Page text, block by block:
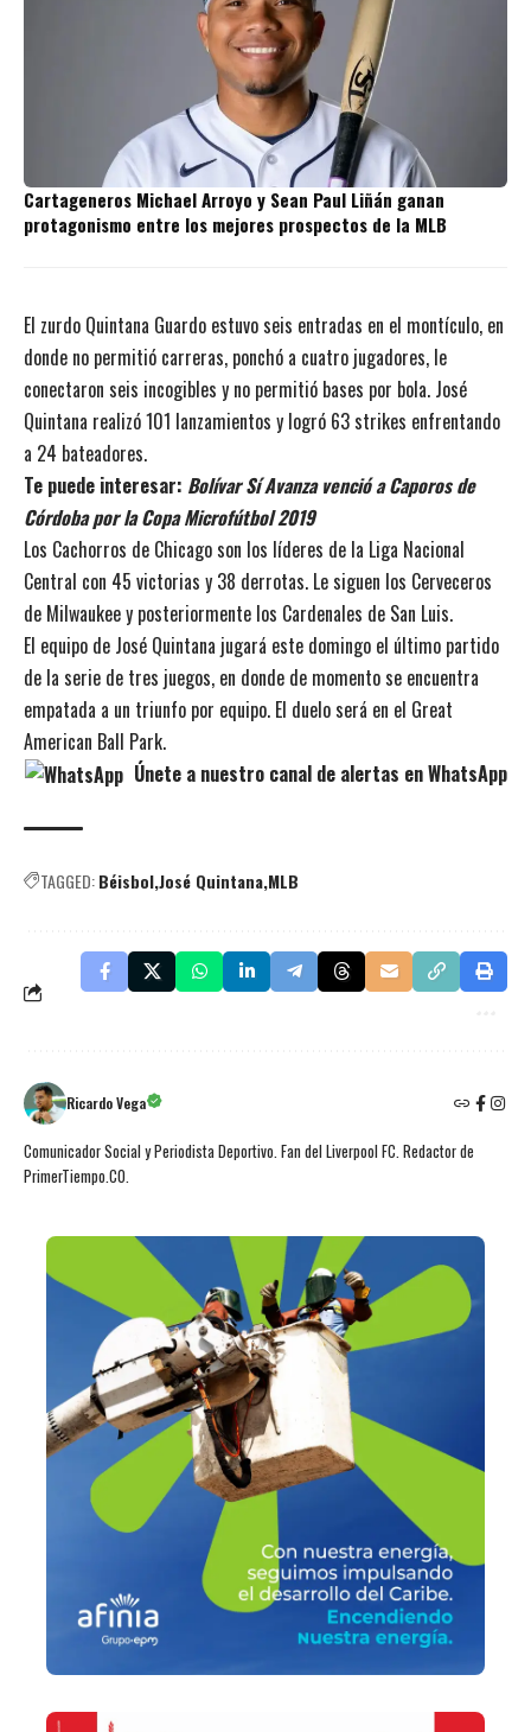
Cartageneros Michael Arroyo y Sean Paul Liñán ganan
protagonismo entre los mejores prospectos de la MLB
El zurdo Quintana Guardo estuvo seis entradas en el montículo, en
donde no permitió carreras, ponchó a cuatro jugadores, le
conectaron seis incogibles y no permitió bases por bola. José
Quintana realizó 101 lanzamientos y logró 63 strikes enfrentando
a 24 bateadores.
Te puede interesar: Bolívar Sí Avanza venció a Caporos de
Córdoba por la Copa Microfútbol 2019
Los Cachorros de Chicago son los líderes de la Liga Nacional
Central con 45 victorias y 38 derrotas. Le siguen los Cerveceros
de Milwaukee y posteriormente los Cardenales de San Luis.
El equipo de José Quintana jugará este domingo el último partido
de la serie de tres juegos, en donde de momento se encuentra
empatada a un triunfo por equipo. El duelo será en el Great
American Ball Park.
Únete a nuestro canal de alertas en WhatsApp
TAGGED:BéisbolJosé Quintana MLB
Ricardo Vega
Comunicador Social y Periodista Deportivo. Fan del Liverpool FC. Redactor de
PrimerTiempo.CO.